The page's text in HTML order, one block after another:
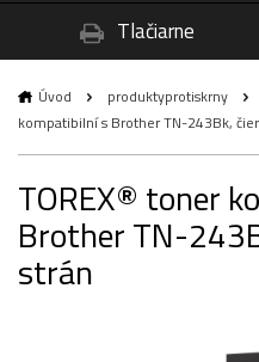
Tlačiarne
Úvod produktyprotiskrny
kompatibilní s Brother TN-243Bk,
TOREX® toner
Brother TN-
strán